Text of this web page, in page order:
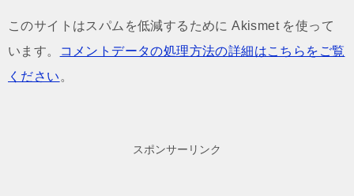
このサイトはスパムを低減するために Akismet を使って
います。
コメントデータの処理方法の詳細はこちらをご覧
ください 。
スポンサーリンク